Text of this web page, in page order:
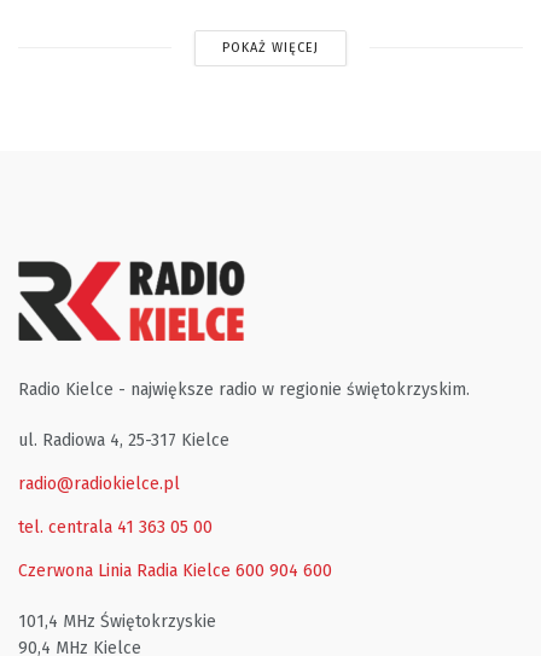
POKAŻ WIĘCEJ
Radio Kielce - największe radio w regionie świętokrzyskim.
ul. Radiowa 4, 25-317 Kielce
radio@radiokielce.pl
tel. centrala 41 363 05 00
Czerwona Linia Radia Kielce 600 904 600
101,4 MHz Świętokrzyskie
90,4 MHz Kielce